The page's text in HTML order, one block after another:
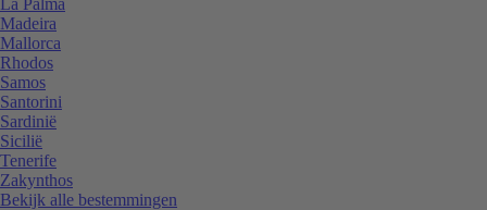
Madeira
Mallorca
Rhodos
Samos
Santorini
Sardinië
Sicilië
Tenerife
Zakynthos
Bekijk alle bestemmingen